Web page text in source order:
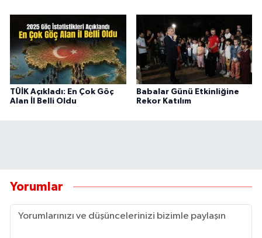
TÜİK Açıkladı: En Çok Göç
Alan İl Belli Oldu
Babalar Günü Etkinliğine
Rekor Katılım
Yorumlar